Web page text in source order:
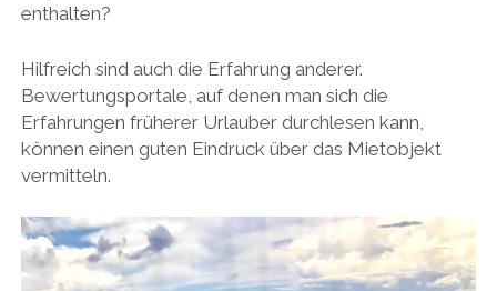
enthalten?
Hilfreich sind auch die Erfahrung anderer.
Bewertungsportale, auf denen man sich die
Erfahrungen früherer Urlauber durchlesen kann,
können einen guten Eindruck über das Mietobjekt
vermitteln.